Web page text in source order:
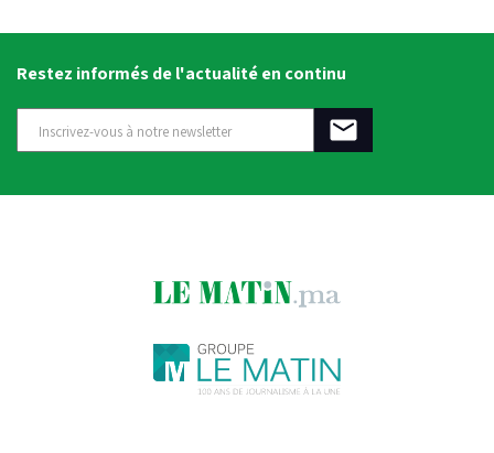
Restez informés de l'actualité en continu